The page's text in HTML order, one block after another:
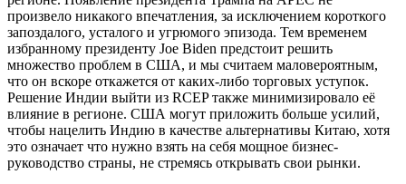
произвело никакого впечатления, за исключением короткого
запоздалого, усталого и угрюмого эпизода. Тем временем
избранному президенту Joe Biden предстоит решить
множество проблем в США, и мы считаем маловероятным,
что он вскоре откажется от каких-либо торговых уступок.
Решение Индии выйти из RCEP также минимизировало её
влияние в регионе. США могут приложить больше усилий,
чтобы нацелить Индию в качестве альтернативы Китаю, хотя
это означает что нужно взять на себя мощное бизнес-
руководство страны, не стремясь открывать свои рынки.